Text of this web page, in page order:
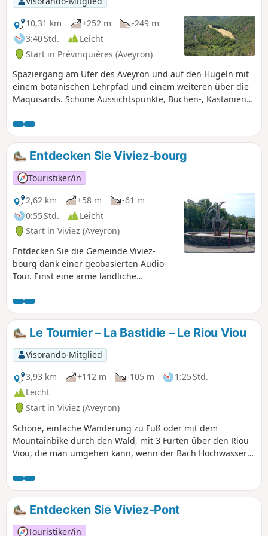
gegenüber der Umwelt – es könnten schöne
Überraschungen auf Sie warten.
10,31 km
+252 m
-249 m
3:40 Std.
Leicht
Start in Prévinquières (Aveyron)
Spaziergang am Ufer des Aveyron und auf den Hügeln mit
einem botanischen Lehrpfad und einem weiteren über die
Maquisards. Schöne Aussichtspunkte, Buchen-, Kastanien-
Entdecken Sie Viviez-bourg
Touristiker/in
2,62 km
+58 m
-61 m
0:55 Std.
Leicht
Start in Viviez (Aveyron)
Entdecken Sie die Gemeinde Viviez-
bourg dank einer geobasierten Audio-
Tour. Einst eine arme ländliche
Zusammenfluss von Bächen, die sie zu
einem Fischereigebiet machten, wurde
sie später zur kleinen Stadt des Zinks.
Sie ist reich an industriellem Erbe und
an Einwohnern, die sie im Laufe der Zeit
verändert und geprägt haben. Scannen
Sie den QR-Code auf der Starttafel und
lassen Sie sich führen und hören Sie
sich ihre Geschichte an. Auf Ihrer Tour
entdecken Sie 21 Tafeln, die die
Geschichte von Viviez erzählen, 11
Audio-Beiträge zum Kulturerbe, 2
virtuelle Besichtigungen und 1
Le Tournier – La Bastidie – Le Riou Viou
Visorando-Mitglied
3,93 km
+112 m -105 m
1:25 Std.
Leicht
Start in Viviez (Aveyron)
Schöne, einfache Wanderung zu Fuß oder mit dem
Mountainbike durch den Wald, mit 3 Furten über den Riou
Viou, die man umgehen kann, wenn der Bach Hochwasser
Entdecken Sie Viviez-Pont
Touristiker/in